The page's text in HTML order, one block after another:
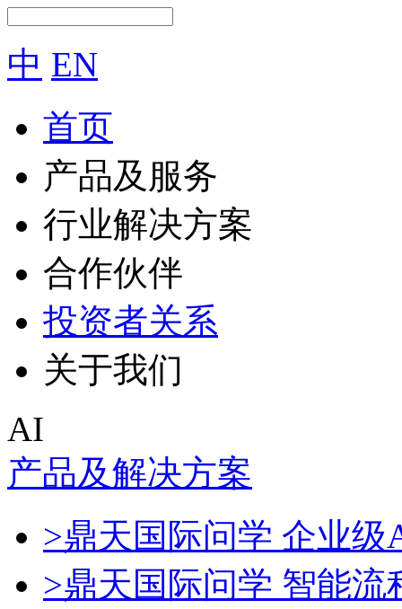
中 EN
首页
产品及服务
行业解决方案
合作伙伴
投资者关系
关于我们
AI
产品及解决方案
>鼎天国际问学 企业级
>鼎天国际问学 智能流